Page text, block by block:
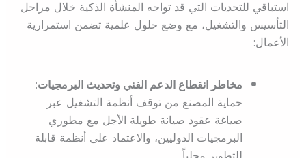
استباقي للتحديات التي قد تواجه المنشأة الذكية خلال مراحل
التأسيس والتشغيل، مع وضع حلول علمية تضمن استمرارية
الأعمال:
مخاطر انقطاع الدعم الفني وتحديث البرمجيات:
حماية المصنع من توقف أنظمة التشغيل عبر
صياغة عقود صيانة طويلة الأجل مع مطوري
البرمجيات الدوليين، والاعتماد على أنظمة قابلة